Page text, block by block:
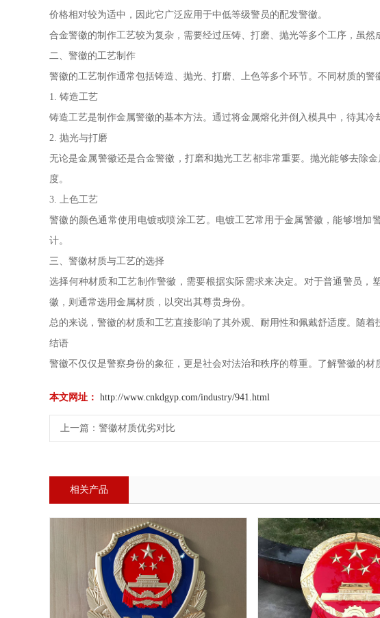
价格相对较为适中，因此它广泛应用于中低等级警员的配发警徽。
合金警徽的制作工艺较为复杂，需要经过压铸、打磨、抛光等多个工序，虽然
二、警徽的工艺制作
警徽的工艺制作通常包括铸造、抛光、打磨、上色等多个环节。不同材质的警
1. 铸造工艺
铸造工艺是制作金属警徽的基本方法。通过将金属熔化并倒入模具中，待其
2. 抛光与打磨
无论是金属警徽还是合金警徽，打磨和抛光工艺都非常重要。抛光能够去除
度。
3. 上色工艺
警徽的颜色通常使用电镀或喷涂工艺。电镀工艺常用于金属警徽，能够增
计。
三、警徽材质与工艺的选择
选择何种材质和工艺制作警徽，需要根据实际需求来决定。对于普通警员
徽，则通常选用金属材质，以突出其尊贵身份。
总的来说，警徽的材质和工艺直接影响了其外观、耐用性和佩戴舒适度。随
结语
警徽不仅仅是警察身份的象征，更是社会对法治和秩序的尊重。了解警徽的
本文网址： http://www.cnkdgyp.com/industry/941.html
上一篇： 警徽材质优劣对比
相关产品